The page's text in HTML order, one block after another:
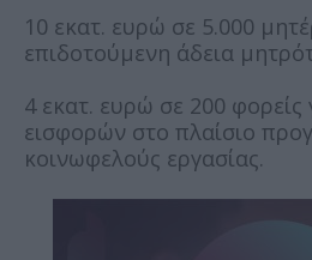
10 εκατ. ευρώ σε 5.000
επιδοτούμενη άδεια
4 εκατ. ευρώ σε 200
εισφορών στο πλαίσιο
κοινωφελούς εργασίας.